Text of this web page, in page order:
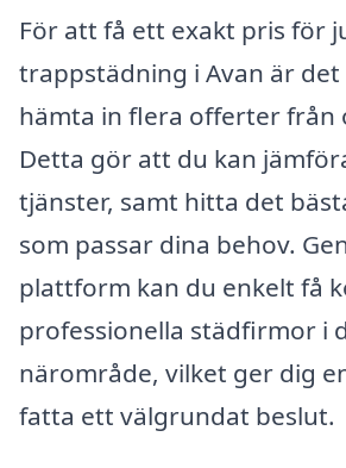
För att få ett exakt pris för
trappstädning i Avan är
hämta in flera offerter från
Detta gör att du kan
tjänster, samt hitta det
som passar dina behov.
plattform kan du enkelt få
professionella städfirmor i
närområde, vilket ger dig
fatta ett välgrundat beslut.